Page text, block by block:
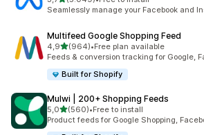
5049 total de avaliações
Seamlessly manage your Facebook and
Multifeed Google Shopping Feed
4,9de 5 estrelas
(964)
964 total de avaliações
•Free plan available
Feeds & conversion tracking for Google,
Built for Shopify
Mulwi | 200+ Shopping Feeds
5,0de 5 estrelas
(560)
560 total de avaliações
•Free to install
Product feeds for Google Shopping,